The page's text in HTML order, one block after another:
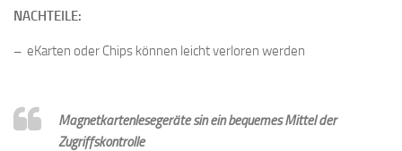
NACHTEILE:
– eKarten oder Chips können leicht verloren werden
Magnetkartenlesegeräte sin ein bequemes Mittel der
Zugriffskontrolle